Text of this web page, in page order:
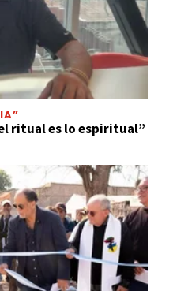
ritual es lo espiritual”